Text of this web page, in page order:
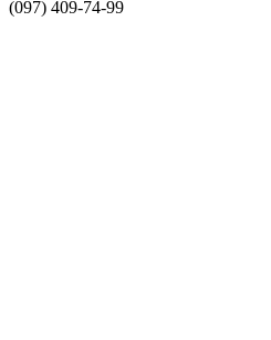
(097) 409-74-99